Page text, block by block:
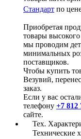
Стандарт по
Приобретая
товары
мы проводим
минимальных
поставщиков.
Чтобы купить
Везувий,
заказ.
Если у вас
телефону +7 812
сайте.
Тех.
Технические